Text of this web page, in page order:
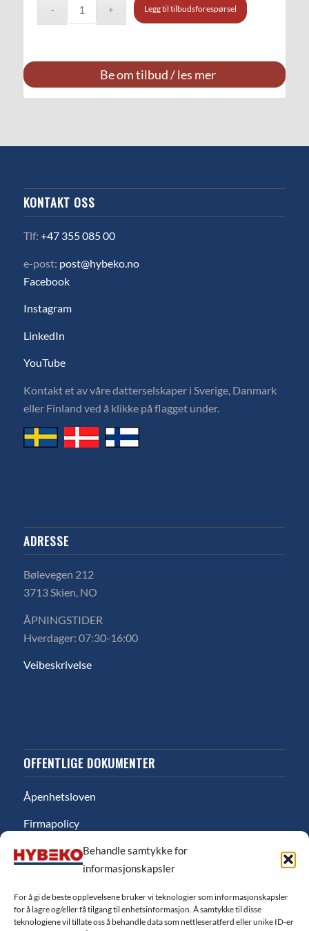
Behandle samtykke for
informasjonskapsler
For å gi de beste opplevelsene bruker vi teknologier som informasjonskapsler
for å lagre og/eller få tilgang til enhetsinformasjon. Å samtykke til disse
teknologiene vil tillate oss å behandle data som nettleseratferd eller unike ID-er
Legg til tilbudsforespørsel
Be om tilbud / les mer
KONTAKT OSS
Tlf: +47 355 085 00
e-post: post@hybeko.no
Facebook
Instagram
LinkedIn
YouTube
Kontakt et av våre datterselskaper i Sverige, Danmark
eller Finland ved å klikke på flagget under.
ADRESSE
Bølevegen 212
3713 Skien, NO
ÅPNINGSTIDER
Hverdager: 07:30-16:00
Veibeskrivelse
OFFENTLIGE DOKUMENTER
Åpenhetsloven
Firmapolicy
Miljø
Likestillingsredgjørelse
Personvernerklæring